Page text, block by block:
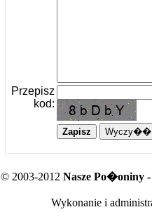
Przepisz
kod:
© 2003-2012 Nasze Po�oniny -
Wykonanie i